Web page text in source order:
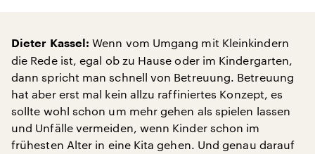
Dieter Kassel: Wenn vom Umgang mit Kleinkindern
die Rede ist, egal ob zu Hause oder im Kindergarten,
dann spricht man schnell von Betreuung. Betreuung
hat aber erst mal kein allzu raffiniertes Konzept, es
sollte wohl schon um mehr gehen als spielen lassen
und Unfälle vermeiden, wenn Kinder schon im
frühesten Alter in eine Kita gehen. Und genau darauf